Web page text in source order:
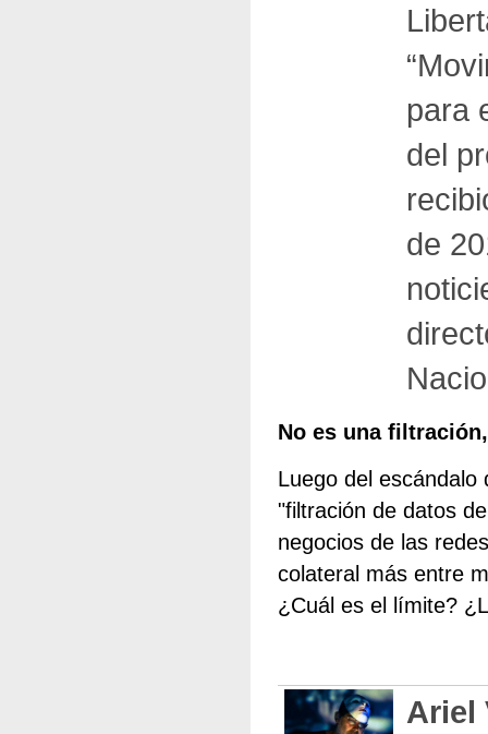
para
del
de
No es una
Luego del escándalo
"filtración de datos
negocios de las
colateral más entre
¿Cuál es el límite?
Ariel